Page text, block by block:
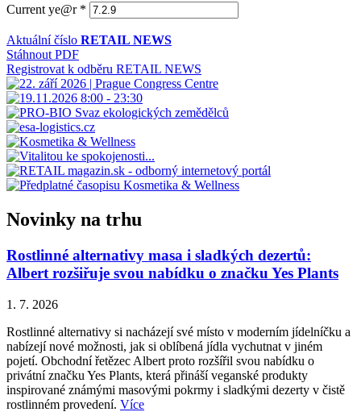
Current ye@r *
Aktuální číslo RETAIL NEWS
Stáhnout PDF
Registrovat k odběru RETAIL NEWS
Novinky na trhu
Rostlinné alternativy masa i sladkých dezertů:
Albert rozšiřuje svou nabídku o značku Yes Plants
1. 7. 2026
Rostlinné alternativy si nacházejí své místo v moderním jídelníčku a
nabízejí nové možnosti, jak si oblíbená jídla vychutnat v jiném
pojetí. Obchodní řetězec Albert proto rozšířil svou nabídku o
privátní značku Yes Plants, která přináší veganské produkty
inspirované známými masovými pokrmy i sladkými dezerty v čistě
rostlinném provedení. Více